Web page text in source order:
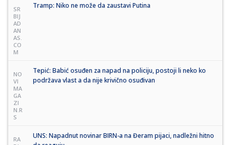
SR
BIJ
AD
AN
AS.
CO
M
Tramp: Niko ne može da zaustavi Putina
NO
VI
MA
GA
ZI
N.R
S
Tepić: Babić osuđen za napad na policiju, postoji li neko ko
podržava vlast a da nije krivično osuđivan
RA
UNS: Napadnut novinar BIRN-a na Đeram pijaci, nadležni hitno